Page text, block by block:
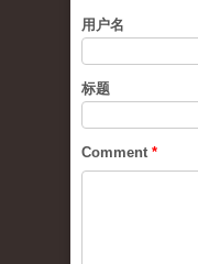
用户名
标题
Comment *